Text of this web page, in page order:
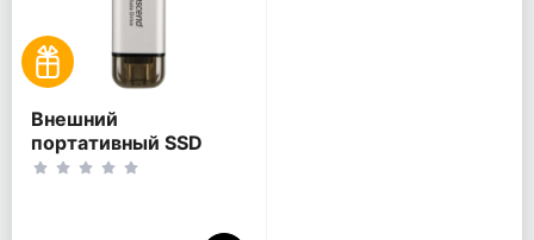
Внешний
портативный SSD
накопитель